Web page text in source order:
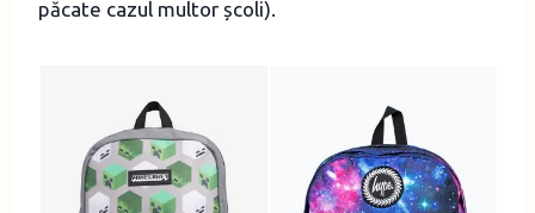
păcate cazul multor școli).